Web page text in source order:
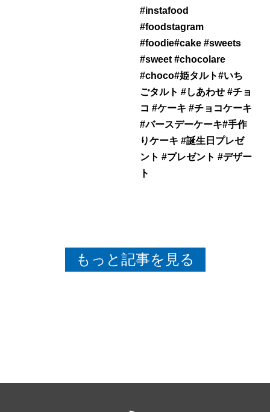
#instafood
#foodstagram
#foodie#cake #sweets
#sweet #chocolare
#choco#姫タルト#いち
ごタルト #しあわせ #チョ
コ #ケーキ #チョコケーキ
#バースデーケーキ#手作
りケーキ #誕生日プレゼ
ント #プレゼント #デザー
ト
もっと記事を見る